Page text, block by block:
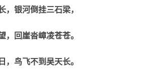
，银河倒挂三石梁，
，回崖沓嶂凌苍苍。
，鸟飞不到吴天长。